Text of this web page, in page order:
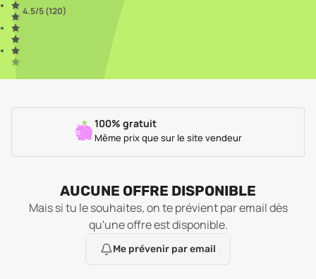
4.5/5 (120)
100% gratuit
Même prix que sur le site vendeur
AUCUNE OFFRE DISPONIBLE
Mais si tu le souhaites, on te prévient par email dès
qu'une offre est disponible.
Me prévenir par email